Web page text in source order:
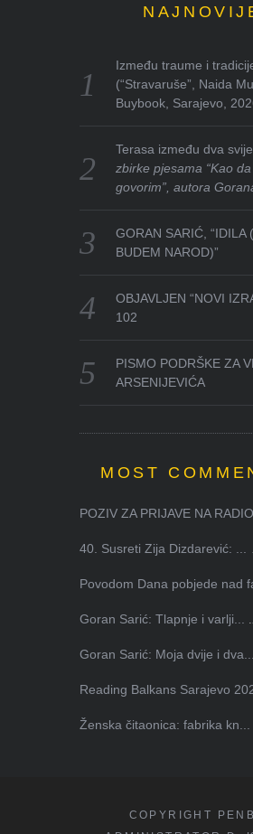
Između traume i
(“Stravaruše”, Naida
Buybook, Sarajevo,
Terasa između dva
zbirke pjesama “Kao
govorim”, autora
GORAN SARIĆ, “IDILA
BUDEM NAROD)”
OBJAVLJEN “NOVI
102
PISMO PODRŠKE ZA
ARSENIJEVIĆA
MOST
POZIV ZA PRIJAVE NA
40. Susreti Zija Dizdarević: ...
Povodom Dana pobjede nad
Goran Sarić: Tlapnje i varlji...
Goran Sarić: Moja dvije i dva...
Reading Balkans Sarajevo
Ženska čitaonica: fabrika kn...
COPYRIGHT